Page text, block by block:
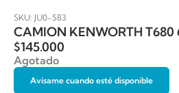
SKU: JU0-583
CAMION KENWORTH T680
$145.000
Agotado
Avísame cuando esté disponible